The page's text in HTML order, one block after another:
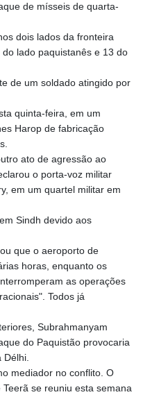
de mísseis de quarta-
dois lados da fronteira
lado paquistanês e 13 do
de um soldado atingido por
quinta-feira, em um
Harop de fabricação
ato de agressão ao
o porta-voz militar
em um quartel militar em
Sindh devido aos
que o aeroporto de
horas, enquanto os
as operações
Todos já
Subrahmanyam
do Paquistão provocaria
Délhi.
mediador no conflito. O
se reuniu esta semana